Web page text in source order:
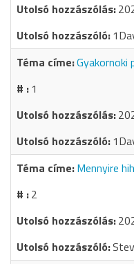
Gyakornoki
1
Mennyire
2